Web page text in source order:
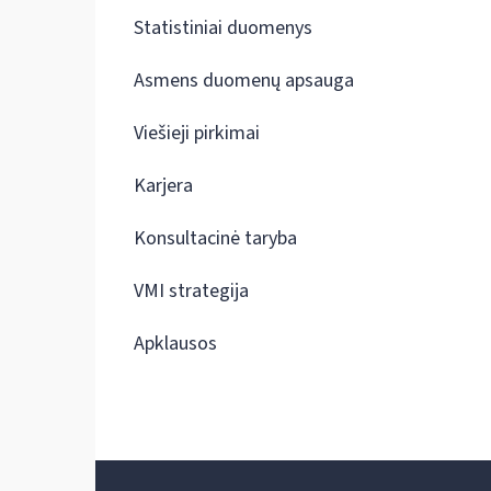
Statistiniai duomenys
Asmens duomenų apsauga
Viešieji pirkimai
Karjera
Konsultacinė taryba
VMI strategija
Apklausos